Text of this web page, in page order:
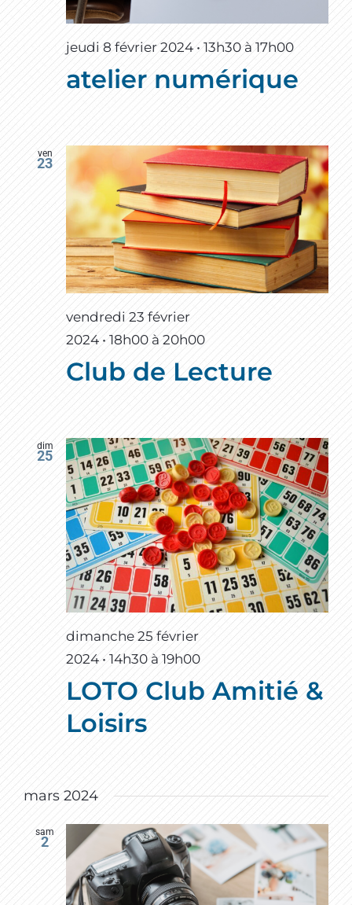
jeudi 8 février 2024 • 13h30à 17h00
atelier numérique
ven
23
vendredi 23 février
2024 • 18h00 à 20h00
Club de Lecture
dim
25
dimanche 25 février
2024 • 14h30 à 19h00
LOTO Club Amitié &
Loisirs
mars 2024
sam
2